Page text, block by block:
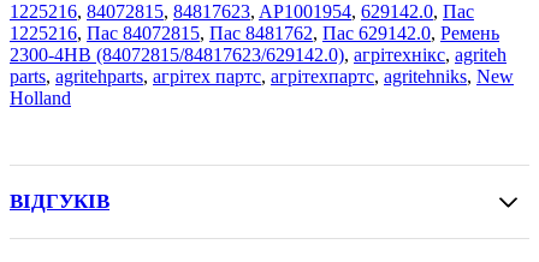
1225216, 84072815, 84817623, AP1001954, 629142.0, Пас
1225216, Пас 84072815, Пас 8481762, Пас 629142.0, Ремень
2300-4HB (84072815/84817623/629142.0), агрітехнікс, agriteh
parts, agritehparts, агрітех партс, агрітехпартс, agritehniks, New
Holland
ВІДГУКІВ